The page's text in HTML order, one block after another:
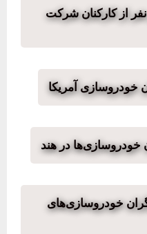
از کارکنان شرکت
خودروسازی آمریکا
خودروسازی‌ها در هند
خودروسازی‌های